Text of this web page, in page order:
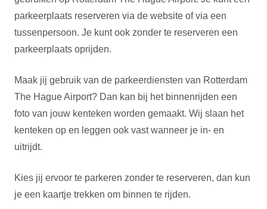
parkeerplaats reserveren via de website of via een
tussenpersoon. Je kunt ook zonder te reserveren een
parkeerplaats oprijden.
Maak jij gebruik van de parkeerdiensten van Rotterdam
The Hague Airport? Dan kan bij het binnenrijden een
foto van jouw kenteken worden gemaakt. Wij slaan het
kenteken op en leggen ook vast wanneer je in- en
uitrijdt.
Kies jij ervoor te parkeren zonder te reserveren, dan kun
je een kaartje trekken om binnen te rijden.